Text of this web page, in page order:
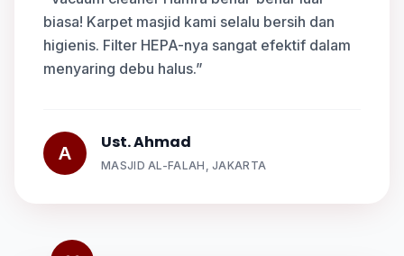
biasa! Karpet masjid kami selalu bersih dan
higienis. Filter HEPA-nya sangat efektif dalam
menyaring debu halus.”
A
Ust. Ahmad
MASJID AL-FALAH, JAKARTA